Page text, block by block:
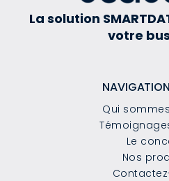
La solution
votre
Qui
Le
Nos